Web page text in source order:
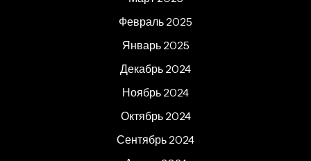
Февраль 2025
Январь 2025
Декабрь 2024
Ноябрь 2024
Октябрь 2024
Сентябрь 2024